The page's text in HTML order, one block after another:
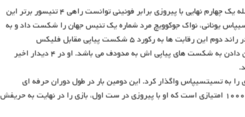
مدودف، تنیسور مطرح کشور روسیه در مرحله یک چهارم نهایی با پیروزی برابر فونینی توانست راهی ۴ تنیسور برتر این
یونانی، نواک جوکوویچ مرد شماره یک تنیس جهان را شکست داد و به
مرحله نیمه نهایی راه یافت. تسیتسیپاس در راند دوم این رقابت ها به رکورد ۵ شکست پیاپی مقابل فلیکس
آوگرعلیاسیمه خاتمه داد و حالا در صدد پایان دادن به شکست های پیاپی اش به مدودف می باشد. او در ۴ دیدار اخیر
را به تسیتسیپاس واگذار کرد. این دومین بار در طول دوران حرفه ای
جوکوویچ در مرحله یک چهارم نهایی مسترز ۱۰۰۰ امتیازی است که او با پیروزی در ست اول، بازی را در نهایت به حریفش